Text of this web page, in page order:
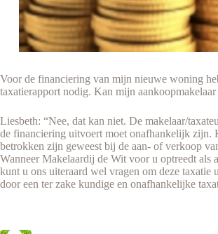
Voor de financiering van mijn nieuwe woning
taxatierapport nodig. Kan mijn
Liesbeth: “Nee, dat kan niet. De makelaar/
de financiering uitvoert moet onafhankelijk zijn.
betrokken zijn geweest bij de aan- of verkoop
Wanneer Makelaardij de Wit voor u optreedt als
kunt u ons uiteraard wel vragen om deze taxatie
door een ter zake kundige en onafhankelijke